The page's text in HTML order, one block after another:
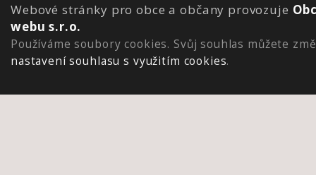
Webové stránky pro obce a občany provozuje
webu s.r.o.
Používáme soubory cookies. Svůj souhlas můžete
nastavení souhlasu s využitím cookies.